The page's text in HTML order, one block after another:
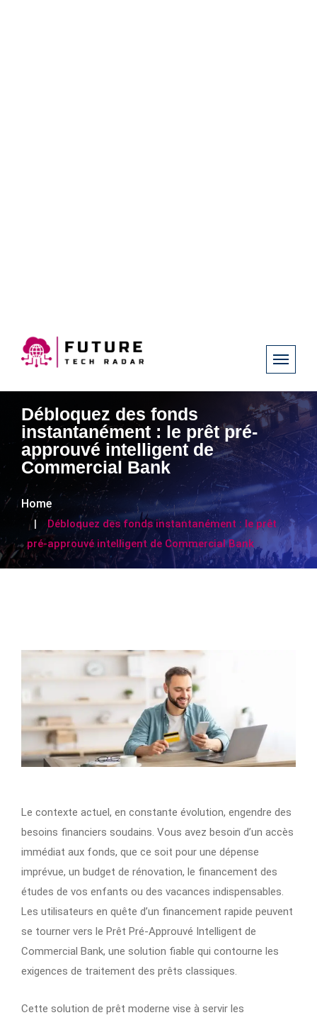
Débloquez des fonds
instantanément : le prêt pré-
approuvé intelligent de
Commercial Bank
Home
Débloquez des fonds instantanément : le prêt
pré-approuvé intelligent de Commercial Bank
Le contexte actuel, en constante évolution, engendre des
besoins financiers soudains. Vous avez besoin d’un accès
immédiat aux fonds, que ce soit pour une dépense
imprévue, un budget de rénovation, le financement des
études de vos enfants ou des vacances indispensables.
Les utilisateurs en quête d’un financement rapide peuvent
se tourner vers le Prêt Pré-Approuvé Intelligent de
Commercial Bank, une solution fiable qui contourne les
exigences de traitement des prêts classiques.
Cette solution de prêt moderne vise à servir les